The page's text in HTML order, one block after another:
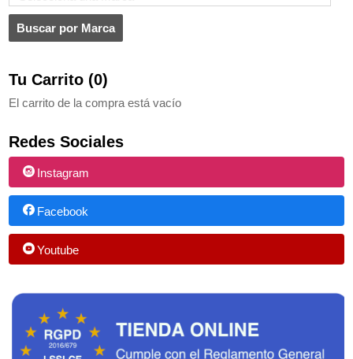
Tu Carrito (0)
El carrito de la compra está vacío
Redes Sociales
Instagram
Facebook
Youtube